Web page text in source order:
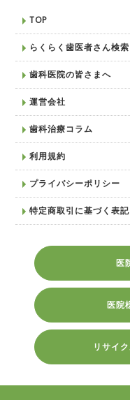
TOP
らくらく歯医者さん検
歯科医院の皆さまへ
運営会社
歯科治療コラム
利用規約
プライバシーポリシー
特定商取引に基づく表記
医
医院
リサイ